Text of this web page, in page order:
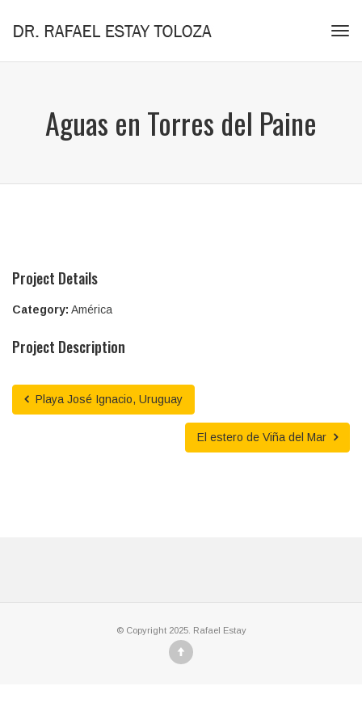
Aguas en Torres del Paine
Project Details
Category: América
Project Description
Playa José Ignacio, Uruguay
El estero de Viña del Mar
© Copyright 2025. Rafael Estay